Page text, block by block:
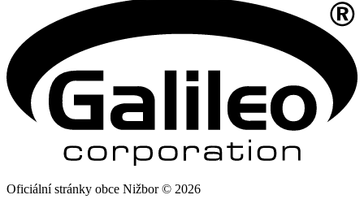
Oficiální stránky obce Nižbor © 2026